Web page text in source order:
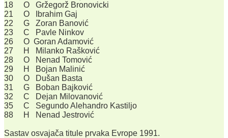
18 O Gržegorž Bronovicki
21 O Ibrahim Gaj
22 G Zoran Banović
23 C Pavle Ninkov
26 O Goran Adamović
27 H Milanko Rašković
28 O Nenad Tomović
29 H Bojan Malinić
30 O Dušan Basta
31 G Boban Bajković
32 C Dejan Milovanović
35 C Segundo Alehandro Kastiljo
88 H Nenad Jestrović
Sastav osvajača titule prvaka Evrope 1991.